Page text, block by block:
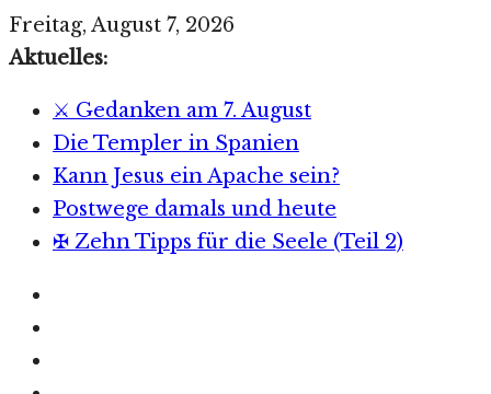
Zum
Inhalt
Freitag, August 7, 2026
Aktuelles:
⚔️ Gedanken am 7. August
Die Templer in Spanien
Kann Jesus ein Apache sein?
Postwege damals und heute
✠ Zehn Tipps für die Seele (Teil 2)